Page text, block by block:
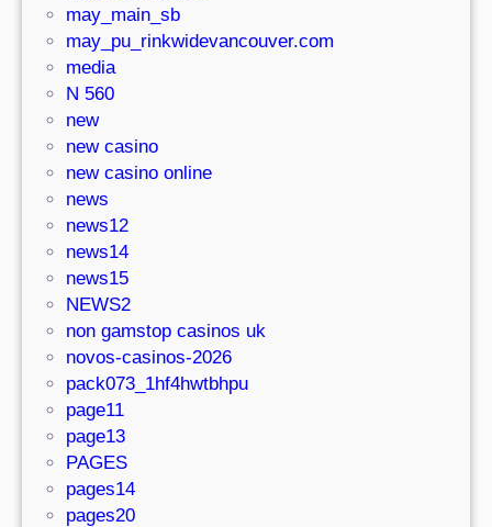
may_main_sb
may_pu_rinkwidevancouver.com
media
N 560
new
new casino
new casino online
news
news12
news14
news15
NEWS2
non gamstop casinos uk
novos-casinos-2026
pack073_1hf4hwtbhpu
page11
page13
PAGES
pages14
pages20